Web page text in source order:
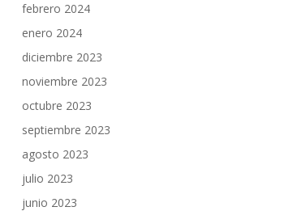
febrero 2024
enero 2024
diciembre 2023
noviembre 2023
octubre 2023
septiembre 2023
agosto 2023
julio 2023
junio 2023